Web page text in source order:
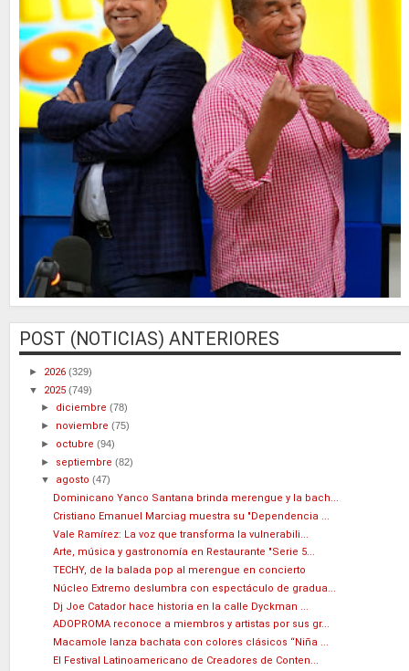
POST (NOTICIAS) ANTERIORES
► 2026 (329)
▼ 2025 (749)
► diciembre(78)
► noviembre(75)
► octubre(94)
► septiembre(82)
▼ agosto(47)
Dominicano Yanco Santana brinda merengue y la bach...
Cristiano Emanuel Marciag muestra su "Dependencia ...
Vale Ramírez: La voz que transforma la vulnerabili...
Arte, música y gastronomía en Restaurante "Serie 5...
TECHY, de la balada pop al merengue en concierto
Núcleo Extremo deslumbra con espectáculo de gradua...
Dj Joe Catador hace historia en la calle Dyckman ...
ADOPROMA reconoce a miembros y artistas por sus gr...
Macamole lanza bachata con colores clásicos “Niña ...
El Festival Latinoamericano de Creadores de Conten...